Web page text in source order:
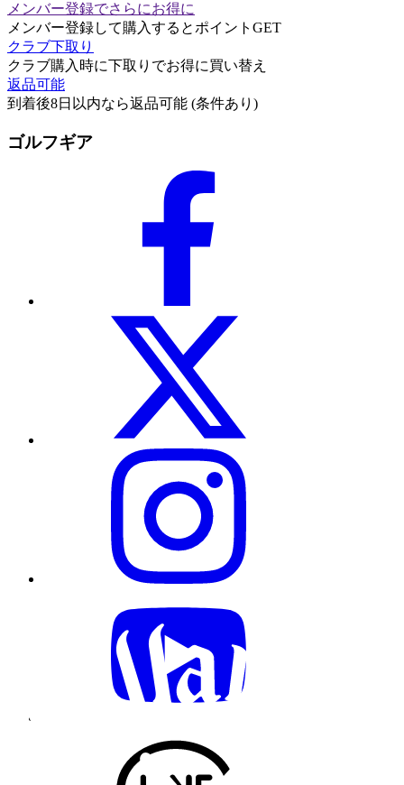
メンバー登録でさらにお得に
メンバー登録して購入するとポイントGET
クラブ下取り
クラブ購入時に下取りでお得に買い替え
返品可能
到着後8日以内なら返品可能 (条件あり)
ゴルフギア